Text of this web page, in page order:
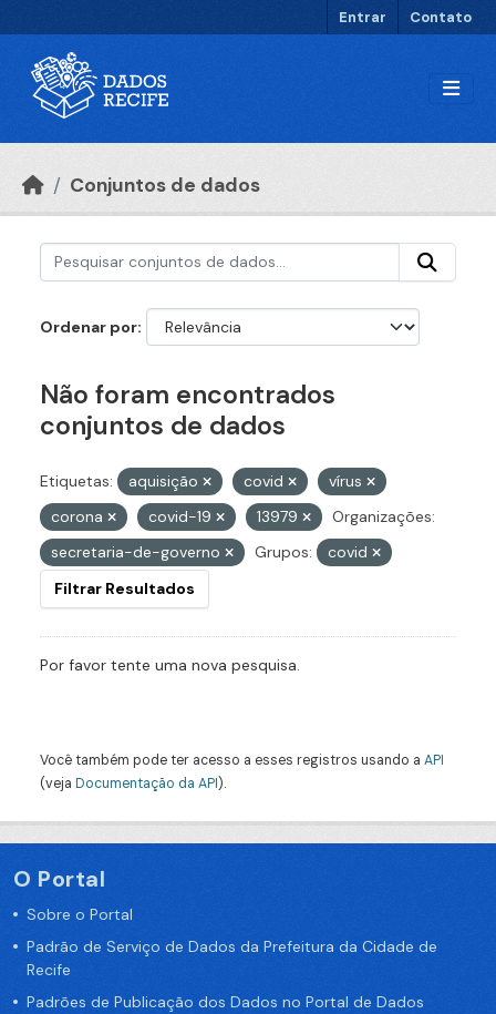
Entrar Contato
Conjuntos de dados
Ordenar por
Não foram encontrados
conjuntos de dados
Etiquetas: aquisição covid
vírus
corona
covid-19 13979
Organizações:
secretaria-de-governo
Grupos:
covid
Filtrar Resultados
Por favor tente uma nova pesquisa.
Você também pode ter acesso a esses registros usando a API
(veja Documentação da API).
O Portal
Sobre o Portal
Padrão de Serviço de Dados da Prefeitura da Cidade de
Recife
Padrões de Publicação dos Dados no Portal de Dados